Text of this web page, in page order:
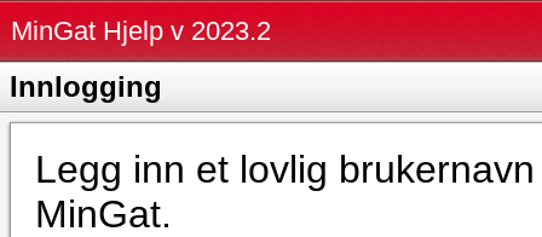
MinGat Hjelp v 2023.2
Innlogging
Legg inn et lovlig
MinGat.